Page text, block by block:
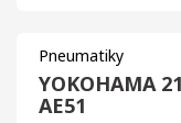
Pneumatiky
YOKOHAMA
AE51